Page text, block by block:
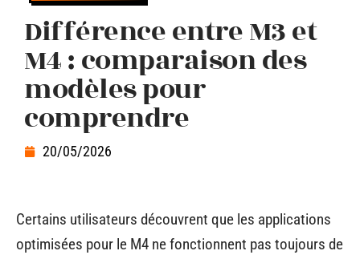
Différence entre M3 et
M4 : comparaison des
modèles pour
comprendre
20/05/2026
Certains utilisateurs découvrent que les applications
optimisées pour le M4 ne fonctionnent pas toujours de